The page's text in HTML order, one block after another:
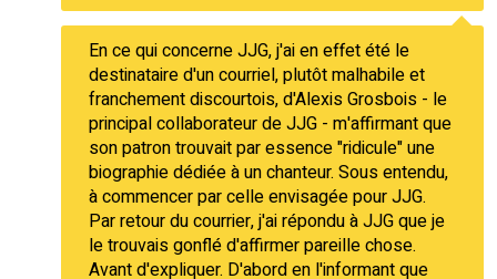
En ce qui concerne JJG, j'ai en effet été le
destinataire d'un courriel, plutôt malhabile et
franchement discourtois, d'Alexis Grosbois - le
principal collaborateur de JJG - m'affirmant que
son patron trouvait par essence "ridicule" une
biographie dédiée à un chanteur. Sous entendu,
à commencer par celle envisagée pour JJG.
Par retour du courrier, j'ai répondu à JJG que je
le trouvais gonflé d'affirmer pareille chose.
Avant d'expliquer. D'abord en l'informant que